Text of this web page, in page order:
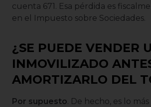
cuenta 671. Esa pérdida es
en el Impuesto sobre Sociedades.
¿SE PUEDE VENDER
INMOVILIZADO
AMORTIZARLO DEL
Por supuesto. De hecho, es lo